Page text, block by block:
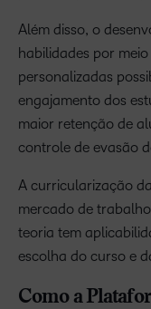
Além disso, o
habilidades por
personalizadas
engajamento dos
maior retenção de
controle de evasão
A curricularização
mercado de
teoria tem
escolha do curso e
Como a